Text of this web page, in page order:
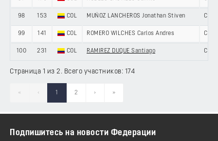
98 153 COL MUÑOZ LANCHEROS Jonathan Stiven
99 141 COL ROMERO WILCHES Carlos Andres
100 231 COL RAMIREZ DUQUE Santiago
Страница 1 из 2. Всего участников: 174
« ‹ 1 2 › »
Подпишитесь на новости Федерации